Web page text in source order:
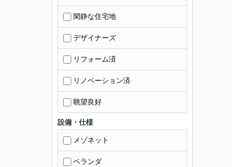
閑静な住宅地
デザイナーズ
リフォーム済
リノベーション済
眺望良好
設備・仕様
メゾネット
ベランダ